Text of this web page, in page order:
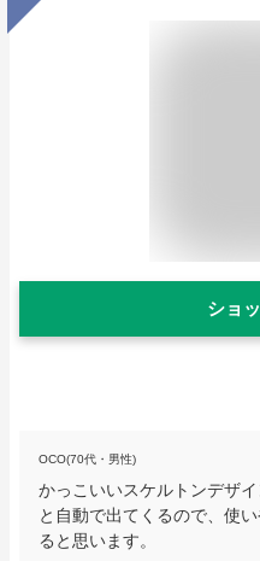
ショ
OCO(70代・男性)
かっこいいスケルトンデザ
と自動で出てくるので、使
ると思います。